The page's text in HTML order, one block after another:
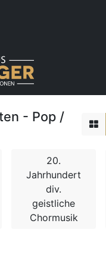
- Pop /
20.
Jahrhundert
div.
geistliche
Chormusik